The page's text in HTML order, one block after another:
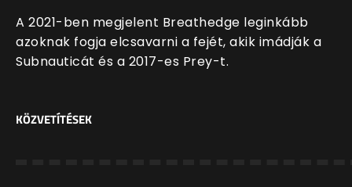
A 2021-ben megjelent Breathedge leginkább
azoknak fogja elcsavarni a fejét, akik imádják a
Subnauticát és a 2017-es Prey-t.
KÖZVETÍTÉSEK